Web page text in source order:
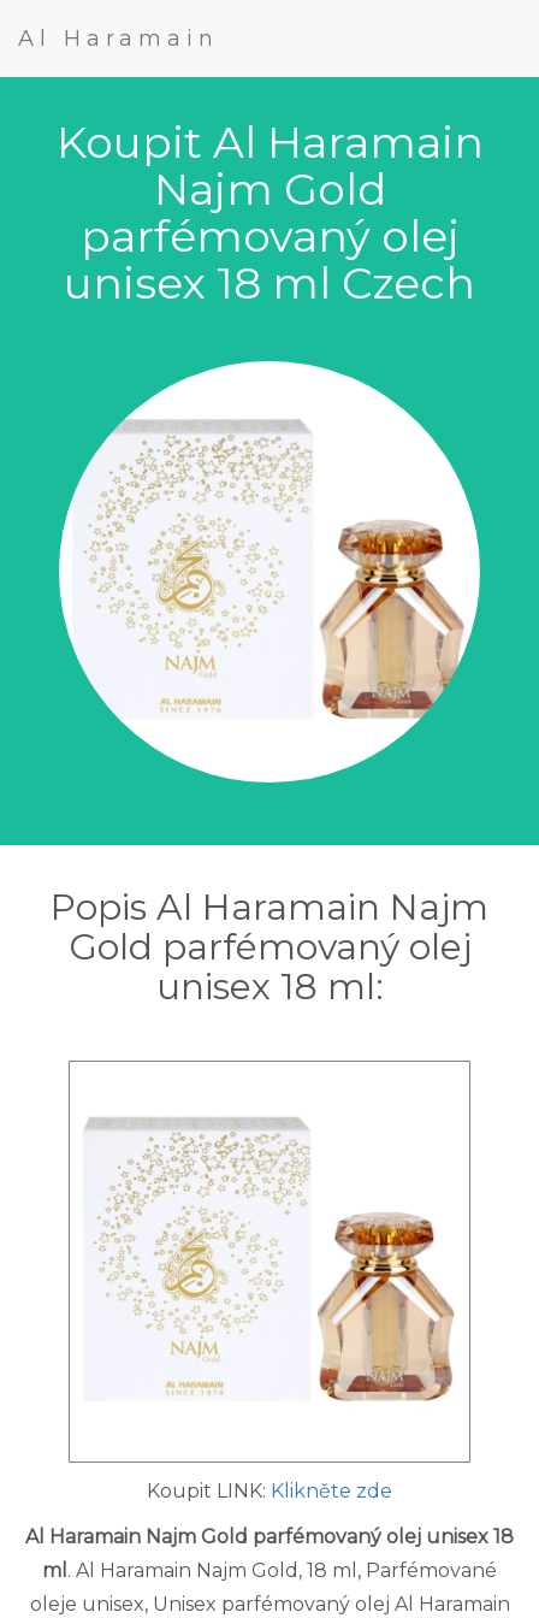
Al Haramain
Koupit Al Haramain
Najm Gold
parfémovaný olej
unisex 18 ml Czech
Popis Al Haramain Najm
Gold parfémovaný olej
unisex 18 ml:
Koupit LINK: Klikněte zde
Al Haramain Najm Gold parfémovaný olej unisex 18
ml . Al Haramain Najm Gold, 18 ml, Parfémované
oleje unisex, Unisex parfémovaný olej Al Haramain